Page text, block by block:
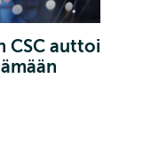
CSC auttoi